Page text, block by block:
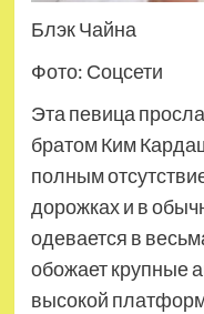
Блэк Чайна
Фото: Соцсети
Эта певица
братом Ким
полным
дорожках и в
одевается в
обожает крупные
высокой